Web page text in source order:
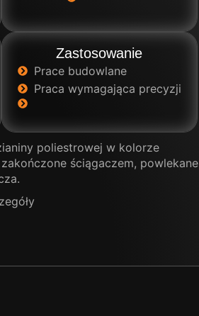
Zastosowanie
Prace budowlane
Praca wymagająca precyzji
poliestrowej w kolorze
ściągaczem, powlekane